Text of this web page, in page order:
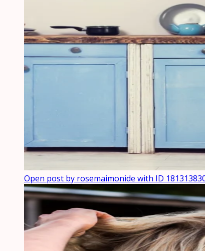
Open post by rosemaimonide with ID